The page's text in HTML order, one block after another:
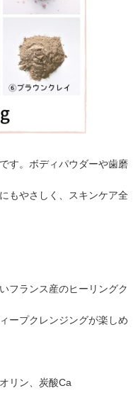
す。ボディパウダーや歯磨
もやさしく、スキンケア全
フランス産のヒーリングク
ープクレンジングが楽しめ
リン、炭酸Ca